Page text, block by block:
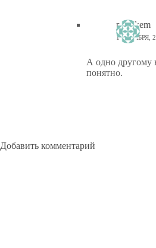
ptiz_kem
18 НОЯБРЯ,
А одно другому
понятно.
Добавить комментарий